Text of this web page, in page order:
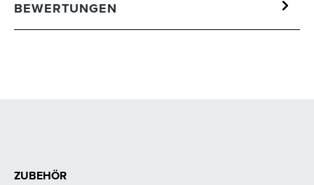
BEWERTUNGEN
ZUBEHÖR